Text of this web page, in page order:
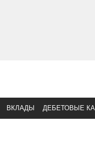
ВКЛАДЫ ДЕБЕТОВЫЕ